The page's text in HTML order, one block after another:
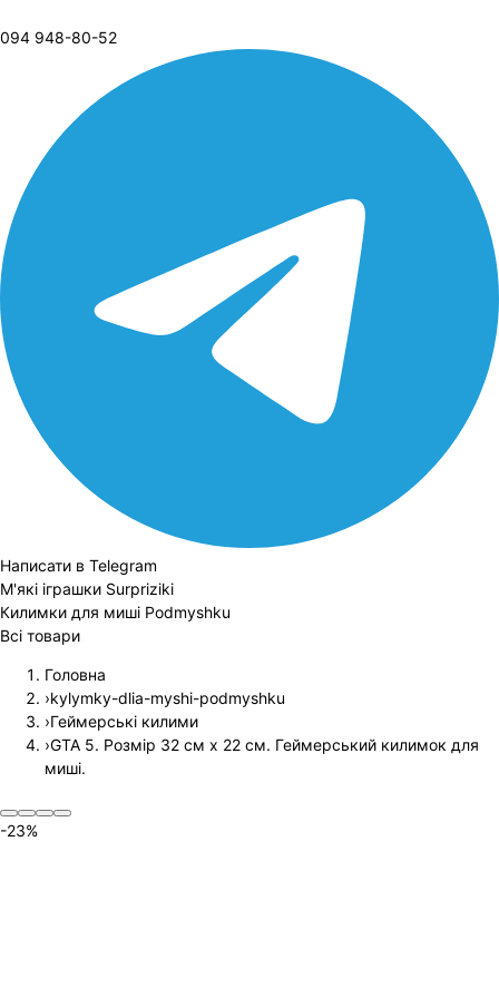
094 948-80-52
Написати в Telegram
М'які іграшки Surpriziki
Килимки для миші Podmyshku
Всі товари
Головна
›kylymky-dlia-myshi-podmyshku
›Геймерські килими
›GTA 5. Розмір 32 см х 22 см. Геймерський килимок для
миші.
-23%